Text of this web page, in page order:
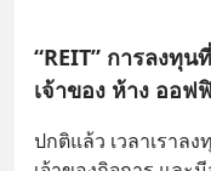
“REIT” การลงทุน
เจ้าของ ห้าง ออฟ
ปกติแล้ว เวลาเราล